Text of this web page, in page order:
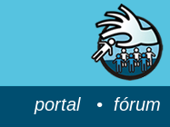
portal• fórum